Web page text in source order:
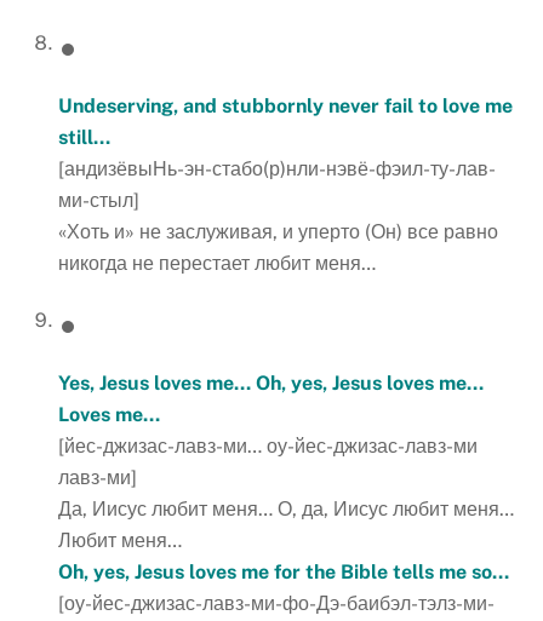
Undeserving, and stubbornly never fail to love me
still…
[андизёвыНь-эн-стабо(р)нли-нэвё-фэил-ту-лав-
ми-стыл]
«Хоть и» не заслуживая, и уперто (Он) все равно
никогда не перестает любит меня…
Yes, Jesus loves me… Oh, yes, Jesus loves me…
Loves me…
[йес-джизас-лавз-ми… оу-йес-джизас-лавз-ми
лавз-ми]
Да, Иисус любит меня… О, да, Иисус любит меня…
Любит меня…
Oh, yes, Jesus loves me for the Bible tells me so…
[оу-йес-джизас-лавз-ми-фо-Дэ-баибэл-тэлз-ми-